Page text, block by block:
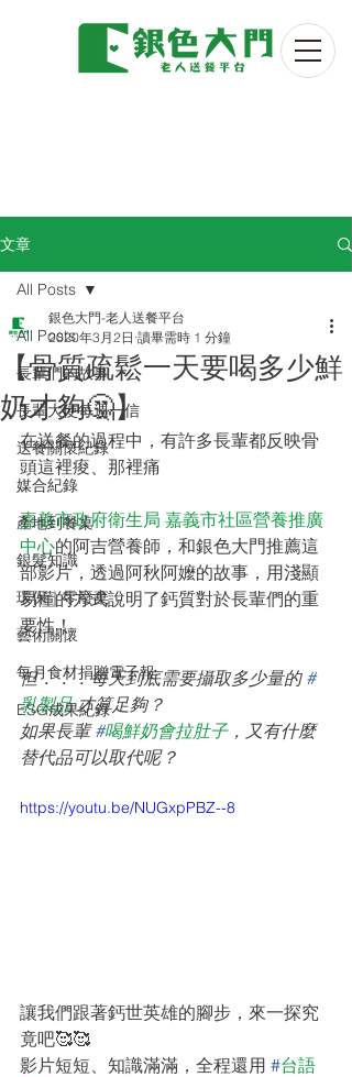
文章
All Posts
長輩們的故事
長輩大使每週一信
送餐關懷紀錄
媒合紀錄
產地到餐桌
銀髮知識
環保｜零廢棄
藝術關懷
每月食材捐贈電子報
ESG成果紀錄
All Posts
【骨質疏鬆一天要喝多少鮮
奶才夠🤔】
銀色大門-老人送餐平台
2020年3月2日 讀畢需時 1 分鐘
在送餐的過程中，有許多長輩都反映骨
頭這裡痠、那裡痛
嘉義市政府衛生局 嘉義市社區營養推廣
中心的阿吉營養師，和銀色大門推薦這
部影片，透過阿秋阿嬤的故事，用淺顯
易懂的方式說明了鈣質對於長輩們的重
要性！
但．．．每天到底需要攝取多少量的 #
乳製品 才算足夠？
如果長輩 #喝鮮奶會拉肚子，又有什麼
替代品可以取代呢？
https://youtu.be/NUGxpPBZ--8
讓我們跟著鈣世英雄的腳步，來一探究
竟吧🥰🥰
影片短短、知識滿滿，全程還用 #台語